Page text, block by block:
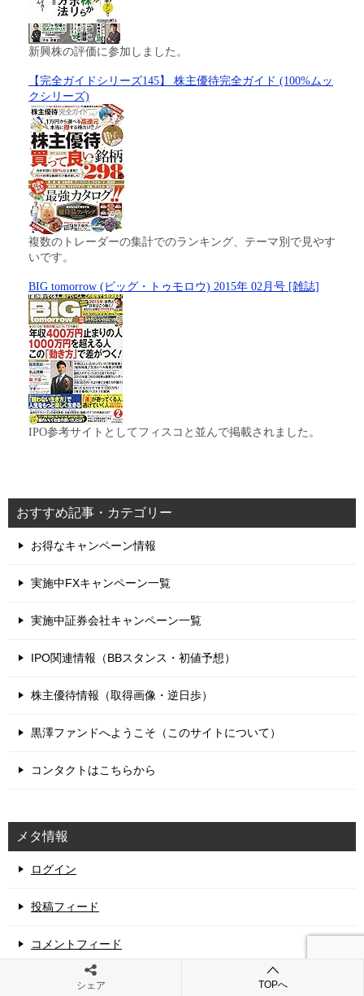
新興株の評価に参加しました。
【完全ガイドシリーズ145】 株主優待完全ガイド (100%ムッ
クシリーズ)
複数のトレーダーの集計でのランキング、テーマ別で見やす
いです。
BIG tomorrow (ビッグ・トゥモロウ) 2015年 02月号 [雑誌]
IPO参考サイトとしてフィスコと並んで掲載されました。
おすすめ記事・カテゴリー
お得なキャンペーン情報
実施中FXキャンペーン一覧
実施中証券会社キャンペーン一覧
IPO関連情報（BBスタンス・初値予想）
株主優待情報（取得画像・逆日歩）
黒澤ファンドへようこそ（このサイトについて）
コンタクトはこちらから
メタ情報
ログイン
投稿フィード
コメントフィード
WordPress.org
シェア TOPへ